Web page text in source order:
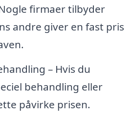
firmaer tilbyder
andre giver en fast pris
– Hvis du
behandling eller
påvirke prisen.